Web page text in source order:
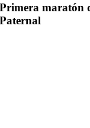
Primera maratón
Paternal